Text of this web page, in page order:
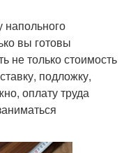
напольного
вы готовы
не только стоимость
подложку,
оплату труда